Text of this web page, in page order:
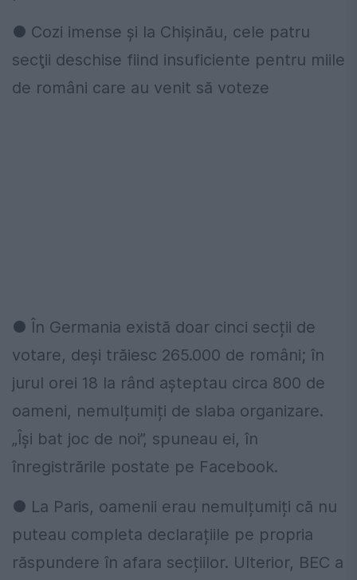
● Cozi imense și la Chișinău, cele patru
secţii deschise fiind insuficiente pentru miile
de români care au venit să voteze
● În Germania există doar cinci secții de
votare, deși trăiesc 265.000 de români; în
jurul orei 18 la rând așteptau circa 800 de
oameni, nemulțumiți de slaba organizare.
„Își bat joc de noi”, spuneau ei, în
înregistrările postate pe Facebook.
● La Paris, oamenii erau nemulțumiți că nu
puteau completa declarațiile pe propria
răspundere în afara secțiilor. Ulterior, BEC a